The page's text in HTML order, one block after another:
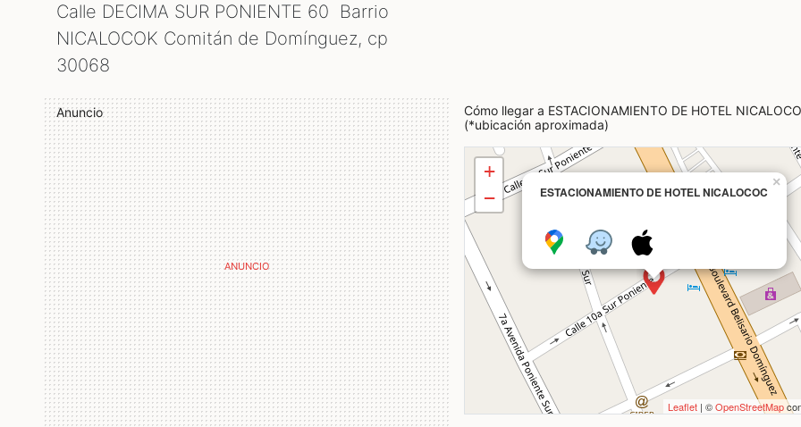
Calle DECIMA SUR PONIENTE 60 Barrio
NICALOCOK Comitán de Domínguez, cp
30068
Anuncio
Cómo llegar a ESTACIONAMIENTO DE HOTEL
(*ubicación aproximada)
ESTACIONAMIENTO DE HOTEL NICALOCOC
×
+
−
Leaflet | ©OpenStreetMap